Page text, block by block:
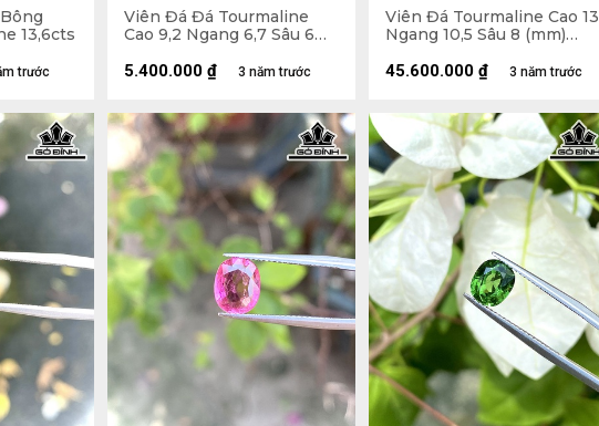
13,6cts
trước
Viên Đá Đá Tourmaline
Cao 9,2 Ngang 6,7 Sâu 6
3 năm trước
5.400.000 ₫
Viên Đá Tourmaline Cao 13
Ngang 10,5 Sâu 8 (mm)
3 năm trước
45.600.000 ₫